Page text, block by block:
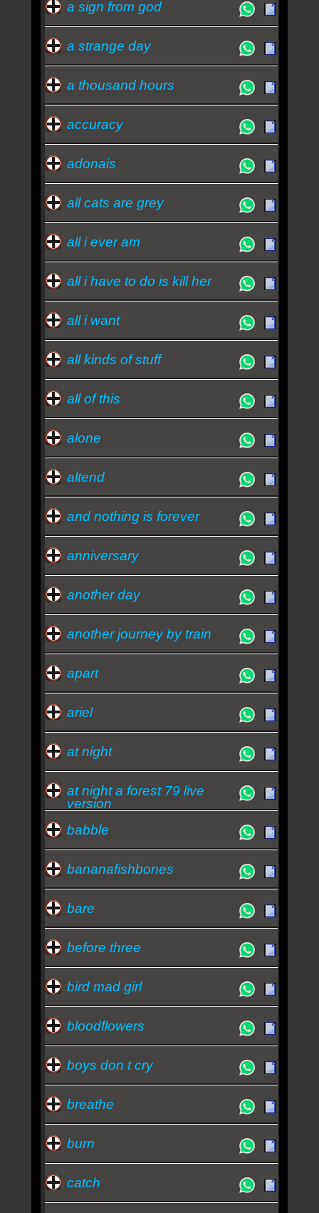
a sign from god
a strange day
a thousand hours
accuracy
adonais
all cats are grey
all i ever am
all i have to do is kill her
all i want
all kinds of stuff
all of this
alone
altend
and nothing is forever
anniversary
another day
another journey by train
apart
ariel
at night
at night a forest 79 live
version
babble
bananafishbones
bare
before three
bird mad girl
bloodflowers
boys don t cry
breathe
burn
catch